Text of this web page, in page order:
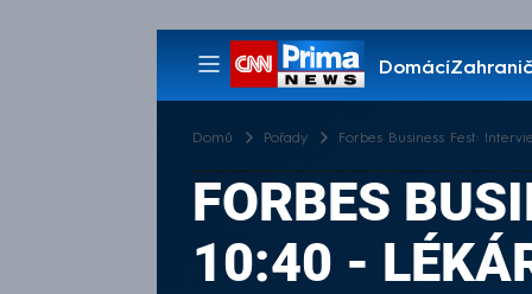
Domácí
Pořady
Domů Pořady Forbes Business Fest:
FORBES
10:40 -